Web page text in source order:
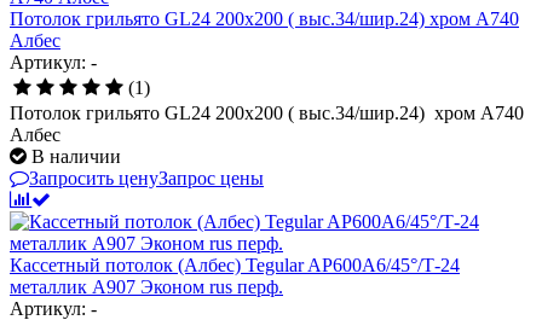
Потолок грильято GL24 200х200 ( выс.34/шир.24) хром А740
Албес
Артикул: -
(1)
Потолок грильято GL24 200х200 ( выс.34/шир.24) хром А740
Албес
В наличии
Запросить ценуЗапрос цены
Кассетный потолок (Албес) Tegular AP600A6/45°/Т-24
металлик А907 Эконом rus перф.
Артикул: -